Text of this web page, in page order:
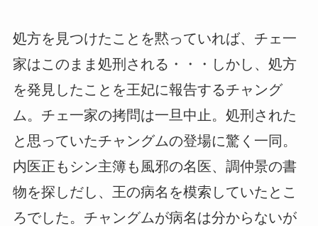
処方を見つけたことを黙っていれば、チェ一
家はこのまま処刑される・・・しかし、処方
を発見したことを王妃に報告するチャング
ム。チェ一家の拷問は一旦中止。処刑された
と思っていたチャングムの登場に驚く一同。
内医正もシン主簿も風邪の名医、調仲景の書
物を探しだし、王の病名を模索していたとこ
ろでした。チャングムが病名は分からないが